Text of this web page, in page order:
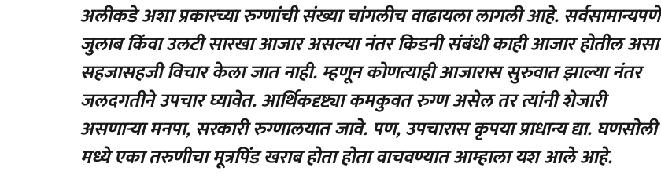
अलीकडे अशा प्रकारच्या रुग्णांची संख्या चांगलीच वाढायला लागली आहे. सर्वसामान्यपणे
जुलाब किंवा उलटी सारखा आजार असल्या नंतर किडनी संबंधी काही आजार होतील असा
सहजासहजी विचार केला जात नाही. म्हणून कोणत्याही आजारास सुरुवात झाल्या नंतर
जलदगतीने उपचार घ्यावेत. आर्थिकदृष्ट्या कमकुवत रुग्ण असेल तर त्यांनी शेजारी
असणाऱ्या मनपा, सरकारी रुग्णालयात जावे. पण, उपचारास कृपया प्राधान्य द्या. घणसोली
मध्ये एका तरुणीचा मूत्रपिंड खराब होता होता वाचवण्यात आम्हाला यश आले आहे.